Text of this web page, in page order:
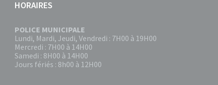
HORAIRES
POLICE MUNICIPALE
Lundi, Mardi, Jeudi, Vendredi : 7H00 à 19H00
Mercredi : 7H00 à 14H00
Samedi : 8H00 à 14H00
Jours fériés : 8h00 à 12H00